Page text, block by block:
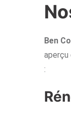
Ben
aperçu
: